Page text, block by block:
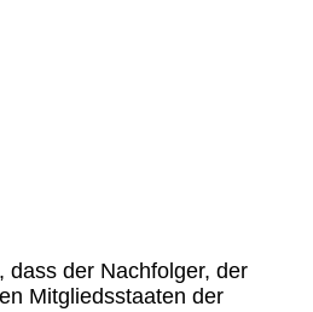
dass der Nachfolger, der
Mitgliedsstaaten der